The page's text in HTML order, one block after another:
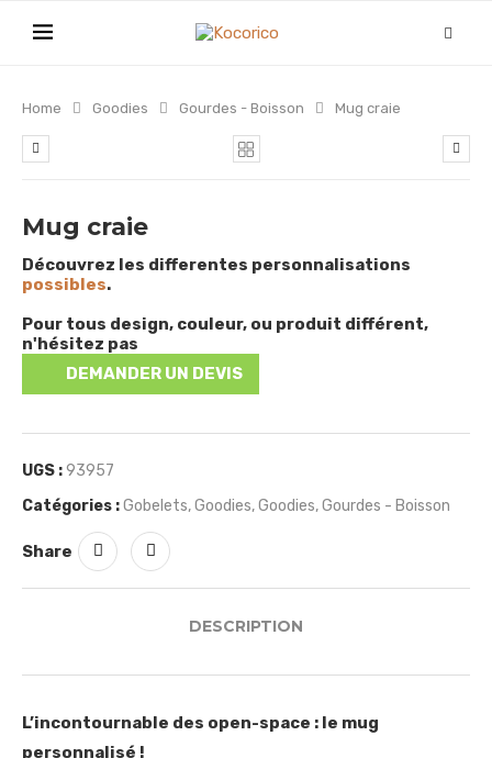
Home Goodies Gourdes - Boisson Mug craie
Mug craie
Découvrez les differentes personnalisations
possibles.
Pour tous design, couleur, ou produit différent,
n'hésitez pas
DEMANDER UN DEVIS
UGS :93957
Catégories :Gobelets,Goodies,Goodies,Gourdes - Boisson
Share
DESCRIPTION
L’incontournable des open-space : le mug
personnalisé !